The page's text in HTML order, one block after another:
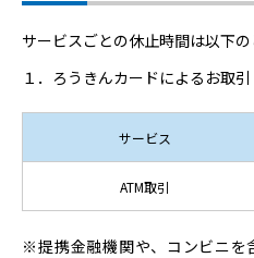
サービスごとの休止時間は以下の
１．ろうきんカードによるお取引
サービス
ATM取引
提携金融機関や、コンビニを